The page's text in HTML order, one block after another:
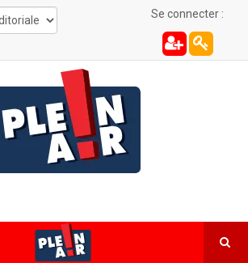
Se connecter :